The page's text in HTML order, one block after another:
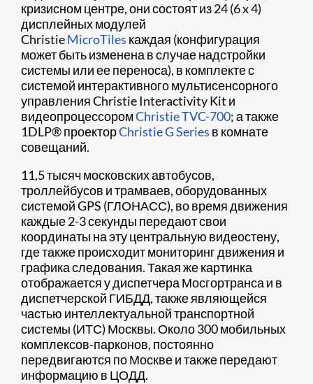
кризисном центре, они состоят из 24 (6 x 4)
дисплейных модулей
ChristieMicroTiles каждая (конфигурация
может быть изменена в случае надстройки
системы или ее переноса), в комплекте с
системой интерактивного мультисенсорного
управления Christie Interactivity Kit и
видеопроцессоромChristie TVC-700; а также
1DLP® проекторChristie G Series в комнате
совещаний.
11,5 тысяч московских автобусов,
троллейбусов и трамваев, оборудованных
системой GPS (ГЛОНАСС), во время движения
каждые 2-3 секунды передают свои
координаты на эту центральную видеостену,
где также происходит мониторинг движения и
графика следования. Такая же картинка
отображается у диспетчера Мосгортранса и в
диспетчерской ГИБДД, также являющейся
частью интеллектуальной транспортной
системы (ИТС) Москвы. Около 300 мобильных
комплексов-парконов, постоянно
передвигаются по Москве и также передают
информацию в ЦОДД.